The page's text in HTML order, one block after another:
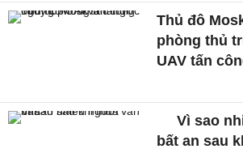
Thủ đô
phòng thủ
UAV tấn
Vì sao
bất an sau